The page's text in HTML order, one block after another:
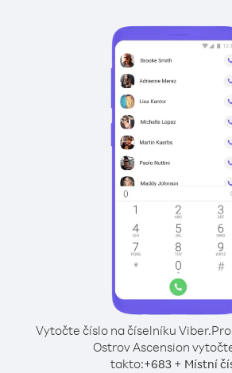
Vytočte číslo na číselníku Viber.
Ostrov Ascension
takto:+683 + Místní